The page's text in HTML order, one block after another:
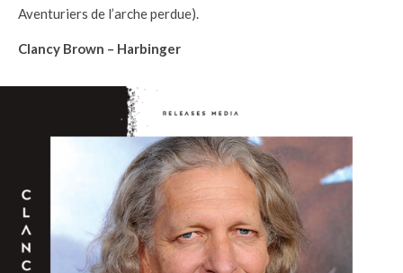
Aventuriers de l’arche perdue).
Clancy Brown – Harbinger